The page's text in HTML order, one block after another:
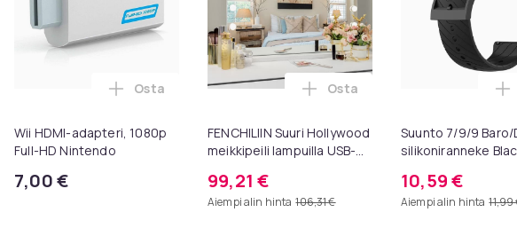
Wii HDMI-adapteri, 1080p
Full-HD Nintendo
7,00 €
Lisää Wii HDMI-adapteri, 1080p Full-HD Nintendo ostoskoriin
Osta
FENCHILIIN Suuri Hollywood
meikkipeili lampuilla USB-
valkoinen 80 x 58 cm
99,21 €
Aiempi alin hinta 106,31 €
Lisää FENCHILIIN Suuri
Osta
Suunto 7/9/9 Baro/
silikoniranneke
10,59 €
Aiempi alin hinta 11,99